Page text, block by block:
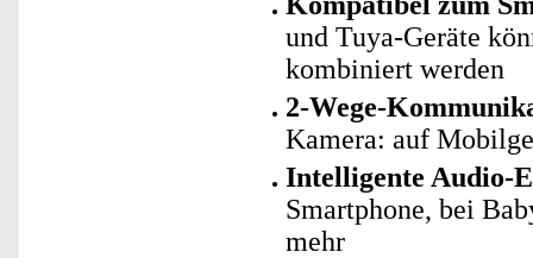
und Tuya-Geräte
kombiniert werden
2-Wege-
Kamera: auf
Intelligente Audio-
Smartphone, bei
mehr